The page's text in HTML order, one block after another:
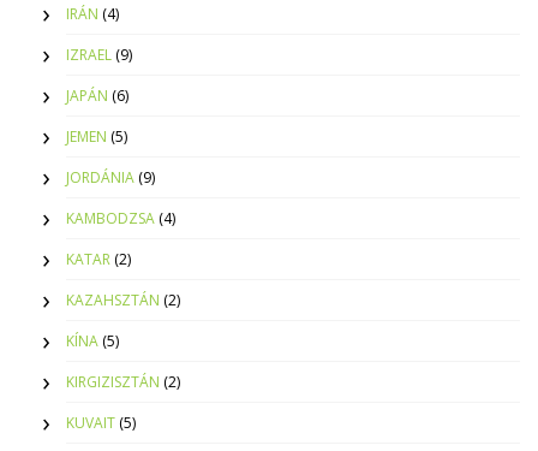
IRÁN (4)
IZRAEL (9)
JAPÁN (6)
JEMEN (5)
JORDÁNIA (9)
KAMBODZSA (4)
KATAR (2)
KAZAHSZTÁN (2)
KÍNA (5)
KIRGIZISZTÁN (2)
KUVAIT (5)